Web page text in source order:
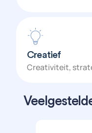
Creatief
Creativiteit,